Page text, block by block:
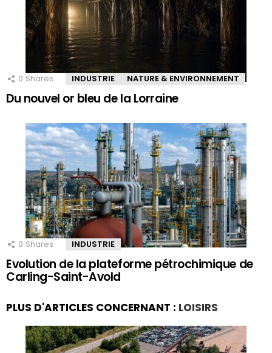
0 Shares INDUSTRIE NATURE & ENVIRONNEMENT
Du nouvel or bleu de la Lorraine
0 Shares INDUSTRIE
Evolution de la plateforme pétrochimique de
Carling-Saint-Avold
PLUS D'ARTICLES CONCERNANT : LOISIRS